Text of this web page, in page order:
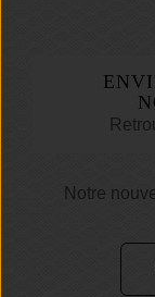
Notre